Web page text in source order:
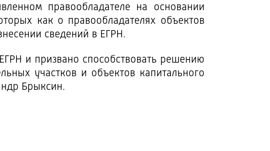
правообладателе на основании
как о правообладателях объектов
сведений в ЕГРН.
и призвано способствовать решению
участков и объектов капитального
Брыксин.